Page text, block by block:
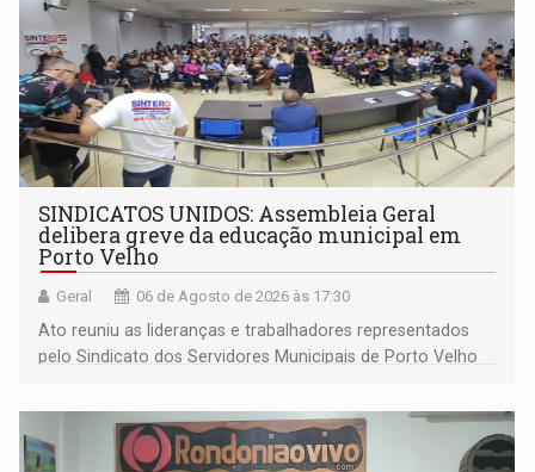
SINDICATOS UNIDOS: Assembleia Geral
delibera greve da educação municipal em
Porto Velho
Geral 06 de Agosto de 2026 às 17:30
Ato reuniu as lideranças e trabalhadores representados
pelo Sindicato dos Servidores Municipais de Porto Velho